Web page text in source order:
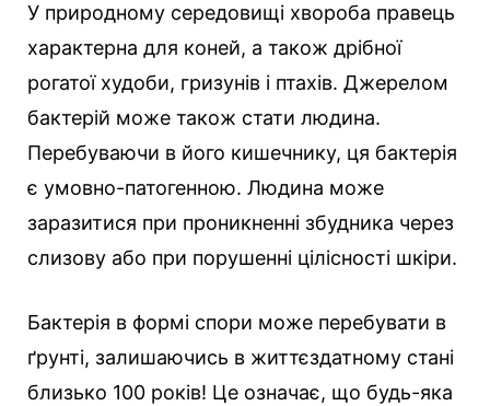
У природному середовищі хвороба правець
характерна для коней, а також дрібної
рогатої худоби, гризунів і птахів. Джерелом
бактерій може також стати людина.
Перебуваючи в його кишечнику, ця бактерія
є умовно-патогенною. Людина може
заразитися при проникненні збудника через
слизову або при порушенні цілісності шкіри.
Бактерія в формі спори може перебувати в
ґрунті, залишаючись в життєздатному стані
близько 100 років! Це означає, що будь-яка